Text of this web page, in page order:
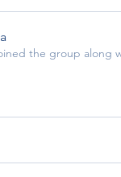
the group along